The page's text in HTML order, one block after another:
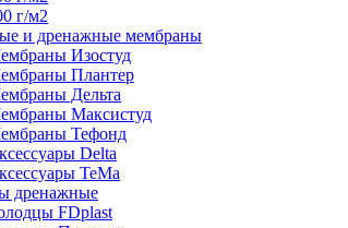
г/м2
и дренажные мембраны
Изостуд
Плантер
Дельта
Максистуд
Тефонд
Delta
TeMa
дренажные
FDplast